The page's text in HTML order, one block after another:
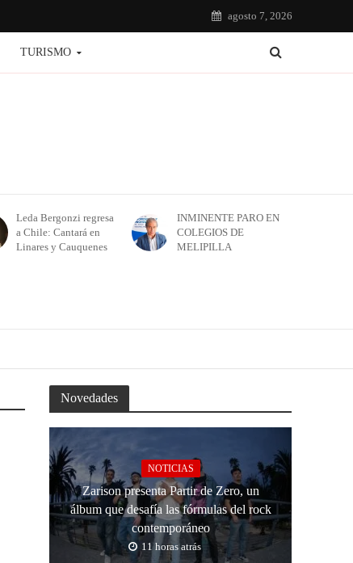
agosto 7, 2026
TURISMO
Leda Bergonzi regresa
a Chile: Cantará en
Linares y Cauquenes
INMINENTE PARO EN
COLEGIOS DE
MELIPILLA
Novedades
NOTICIAS
Zarison presenta Partir de Zero, un
álbum que desafía las fórmulas del rock
contemporáneo
11 horas atrás